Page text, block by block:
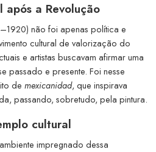
a Revolução
não foi apenas política e
cultural de valorização do
e artistas buscavam afirmar uma
passado e presente. Foi nesse
de mexicanidad, que inspirava
passando, sobretudo, pela pintura.
cultural
impregnado dessa